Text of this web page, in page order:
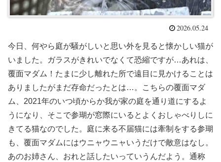
2026.05.24
今日、何やら庭が騒がしいと思い外を見ると懐かしい猫が
いました。ガラスがきれいでなくて恐縮ですが…あれは、
覆面マダム！たまに少し離れた所で遠目に見かけることは
ありましたがまだ存命だったとは…。こちらの覆面マダ
ム、2021年のいつ頃からか我が家の庭を通り道にするよ
うになり、そこで参瑚が窓際にいるとよくおしゃべりしに
きてる猫なのでした。庭に来る不届猫には牽制をする参瑚
も、覆面マダムにはウニャウニャいうだけで敵意はなし。
あのお姉さん、おれと話したいっていうんだよう。通称